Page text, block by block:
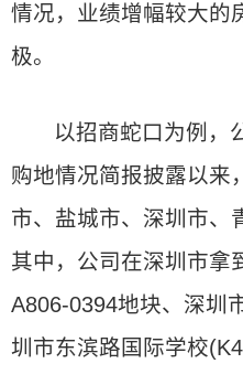
情况，业绩增幅较大的
极。
以招商蛇口为例，
购地情况简报披露以来
市、盐城市、深圳市、
其中，公司在深圳市拿
A806-0394地块、深圳
圳市东滨路国际学校